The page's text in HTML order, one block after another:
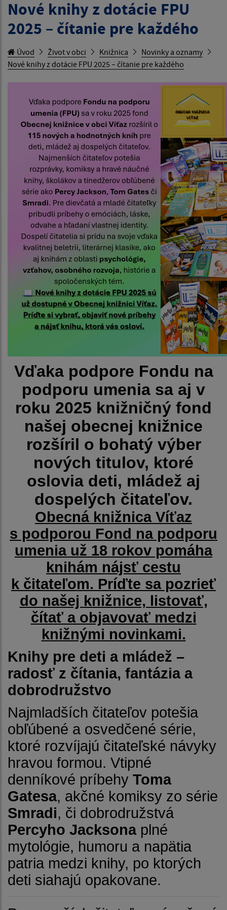
Nové knihy z dotácie FPU
2025 – čítanie pre každého
Úvod Život v obci Knižnica
Novinky a oznamy
Nové knihy z dotácie FPU 2025 – čítanie pre každého
Vďaka podpore Fondu na
podporu umenia sa aj v
roku 2025 knižničný fond
našej obecnej knižnice
rozšíril o bohatý výber
nových titulov, ktoré
oslovia deti, mládež aj
dospelých čitateľov.
Obecná knižnica Víťaz
s podporou Fond na podporu
umenia už 18 rokov pomáha
knihám nájsť cestu
k čitateľom. Príďte sa pozrieť
do našej knižnice, listovať,
čítať a objavovať medzi
knižnými novinkami.
Knihy pre deti a mládež –
radosť z čítania, fantázia a
dobrodružstvo
Najmladších čitateľov potešia
obľúbené a osvedčené série,
ktoré rozvíjajú čitateľské návyky
hravou formou. Vtipné
denníkové príbehy Toma
Gatesa, akčné komiksy zo série
Smradi, či dobrodružstvá
Percyho Jacksonaplné
mytológie, humoru a napätia
patria medzi knihy, po ktorých
deti siahajú opakovane.